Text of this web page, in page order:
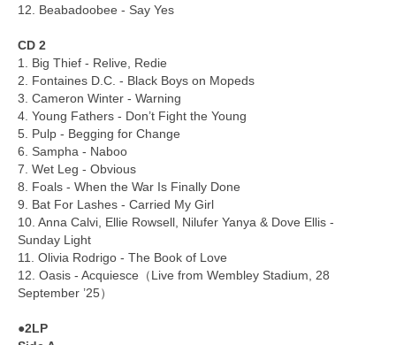
12. Beabadoobee - Say Yes
CD 2
1. Big Thief - Relive, Redie
2. Fontaines D.C. - Black Boys on Mopeds
3. Cameron Winter - Warning
4. Young Fathers - Don’t Fight the Young
5. Pulp - Begging for Change
6. Sampha - Naboo
7. Wet Leg - Obvious
8. Foals - When the War Is Finally Done
9. Bat For Lashes - Carried My Girl
10. Anna Calvi, Ellie Rowsell, Nilufer Yanya & Dove Ellis -
Sunday Light
11. Olivia Rodrigo - The Book of Love
12. Oasis - Acquiesce（Live from Wembley Stadium, 28
September ’25）
●2LP